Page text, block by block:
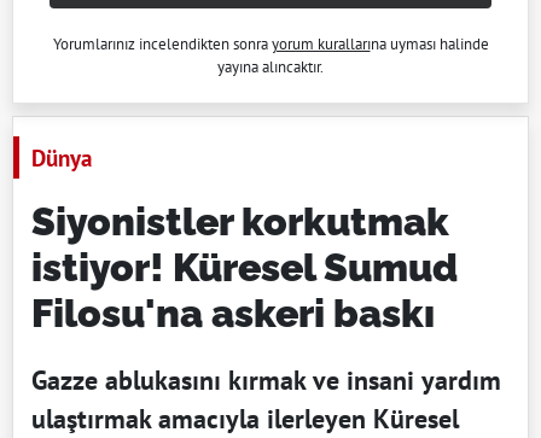
Yorumlarınız incelendikten sonrayorum kurallarına uyması halinde
yayına alıncaktır.
Dünya
Siyonistler korkutmak
istiyor! Küresel Sumud
Filosu'na askeri baskı
Gazze ablukasını kırmak ve insani yardım
ulaştırmak amacıyla ilerleyen Küresel